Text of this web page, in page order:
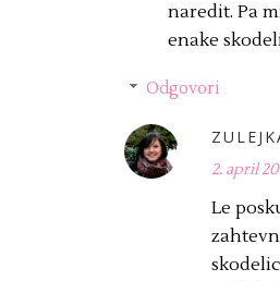
naredit. Pa
enake
Odgovori
2. april
Le